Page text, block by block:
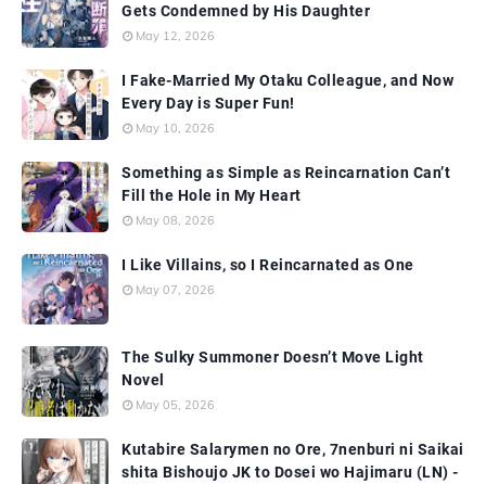
Gets Condemned by His Daughter
May 12, 2026
I Fake-Married My Otaku Colleague, and Now
Every Day is Super Fun!
May 10, 2026
Something as Simple as Reincarnation Can’t
Fill the Hole in My Heart
May 08, 2026
I Like Villains, so I Reincarnated as One
May 07, 2026
The Sulky Summoner Doesn’t Move Light
Novel
May 05, 2026
Kutabire Salarymen no Ore, 7nenburi ni Saikai
shita Bishoujo JK to Dosei wo Hajimaru (LN) -